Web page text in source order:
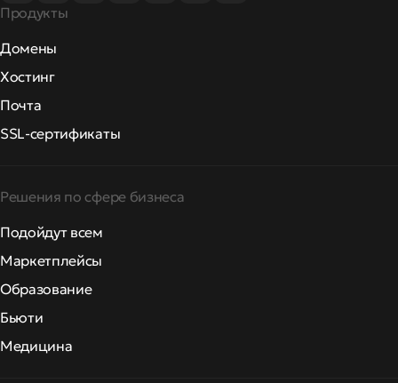
Продукты
Домены
Хостинг
Почта
SSL-сертификаты
Решения по сфере бизнеса
Подойдут всем
Маркетплейсы
Образование
Бьюти
Медицина